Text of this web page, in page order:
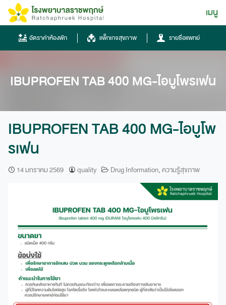
Skip
content
เมนู
โทรศัพท์
ฮอทไลน์
043-333555
ไทย
ไทย
English
อัตราค่าห้องพัก แพ็กเกจสุขภาพ รายชื่อแพทย์
IBUPROFEN TAB 400 MG-ไอบูโพรเฟน
IBUPROFEN TAB 400 MG-ไอบูโพ
รเฟน
14 มกราคม 2569 quality Drug Information,ความรู้สุขภาพ